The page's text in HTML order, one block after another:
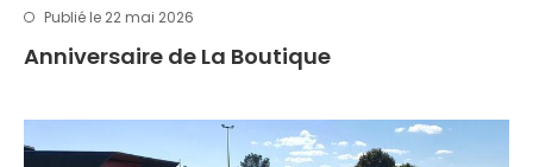
Publié le 22 mai 2026
Anniversaire de La Boutique